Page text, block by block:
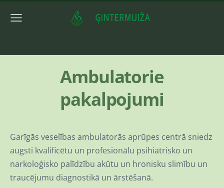
Ambulatorie
pakalpojumi
Garīgās veselības ambulatorās aprūpes centrā sniedz
augsti kvalificētu un profesionālu psihiatrisko un
narkoloģisko palīdzību akūtu un hronisku slimību un
traucējumu diagnostikā un ārstēšanā.